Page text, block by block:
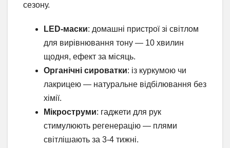
сезону.
LED-маски: домашні пристрої зі світлом
для вирівнювання тону — 10 хвилин
щодня, ефект за місяць.
Органічні сироватки: із куркумою чи
лакрицею — натуральне відбілювання без
хімії.
Мікроструми: гаджети для рук
стимулюють регенерацію — плями
світлішають за 3-4 тижні.